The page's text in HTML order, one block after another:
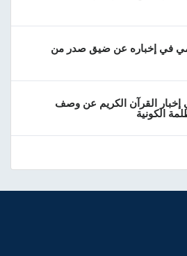
في إخباره عن ضيق صدر من
إخبار القرآن الكريم عن وصف
الكونية